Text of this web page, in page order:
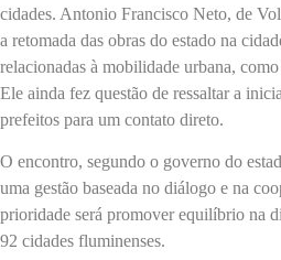
cidades. Antonio Francisco Neto, de
a retomada das obras do estado na
relacionadas à mobilidade urbana,
Ele ainda fez questão de ressaltar a
prefeitos para um contato direto.
O encontro, segundo o governo do
uma gestão baseada no diálogo e na
prioridade será promover equilíbrio na
92 cidades fluminenses.